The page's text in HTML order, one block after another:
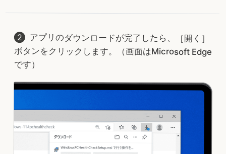
アプリのダウンロードが完了したら、［開く］
ボタンをクリックします。（画面はMicrosoft Edge
です）